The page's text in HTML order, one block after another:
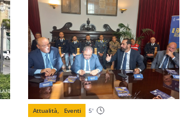
Attualità, Eventi 5'